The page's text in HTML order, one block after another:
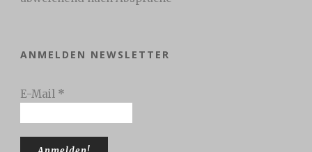
ANMELDEN NEWSLETTER
E-Mail *